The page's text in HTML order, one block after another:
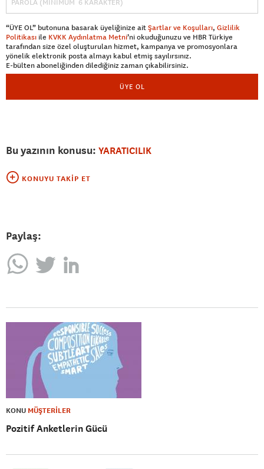
“ÜYE OL” butonuna basarak üyeliğinize aitŞartlar ve Koşulları, Gizlilik
Politikası ile KVKK Aydınlatma Metni’ni okuduğunuzu ve HBR Türkiye
tarafından size özel oluşturulan hizmet, kampanya ve promosyonlara
yönelik elektronik posta almayı kabul etmiş sayılırsınız.
E-bülten aboneliğinden dilediğiniz zaman çıkabilirsiniz.
ÜYE OL
Bu yazının konusu: YARATICILIK
KONUYU TAKIP ET
Paylaş:
KONU MÜŞTERİLER
Pozitif Anketlerin Gücü